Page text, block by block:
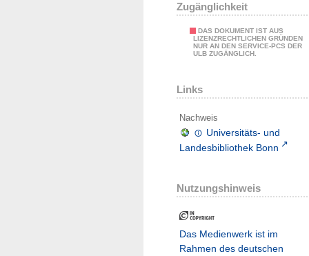
Zugänglichkeit
DAS DOKUMENT IST AUS
LIZENZRECHTLICHEN GRÜNDEN
NUR AN DEN SERVICE-PCS DER
ULB ZUGÄNGLICH.
Links
Nachweis
Universitäts- und
Landesbibliothek Bonn
Nutzungshinweis
Das Medienwerk ist im
Rahmen des deutschen